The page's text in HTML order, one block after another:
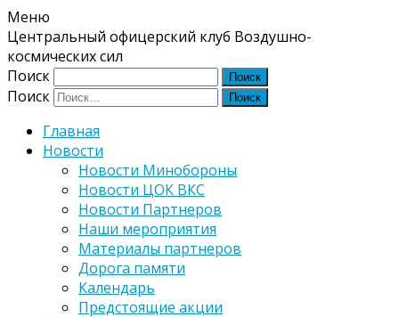
Меню
Центральный офицерский клуб Воздушно-
космических сил
Поиск
Поиск
Главная
Новости
Новости Минобороны
Новости ЦОК ВКС
Новости Партнеров
Наши мероприятия
Материалы партнеров
Дорога памяти
Календарь
Предстоящие акции